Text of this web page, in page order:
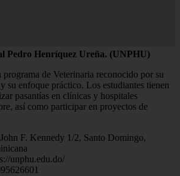
Pedro Henríquez Ureña. (UNPHU)
de Veterinaria reconocido por su
su enfoque práctico. Los estudiantes tienen
pasantías en clínicas y hospitales
así como participar en proyectos de
F. Kennedy 1/2, Santo Domingo,
unphu.edu.do/